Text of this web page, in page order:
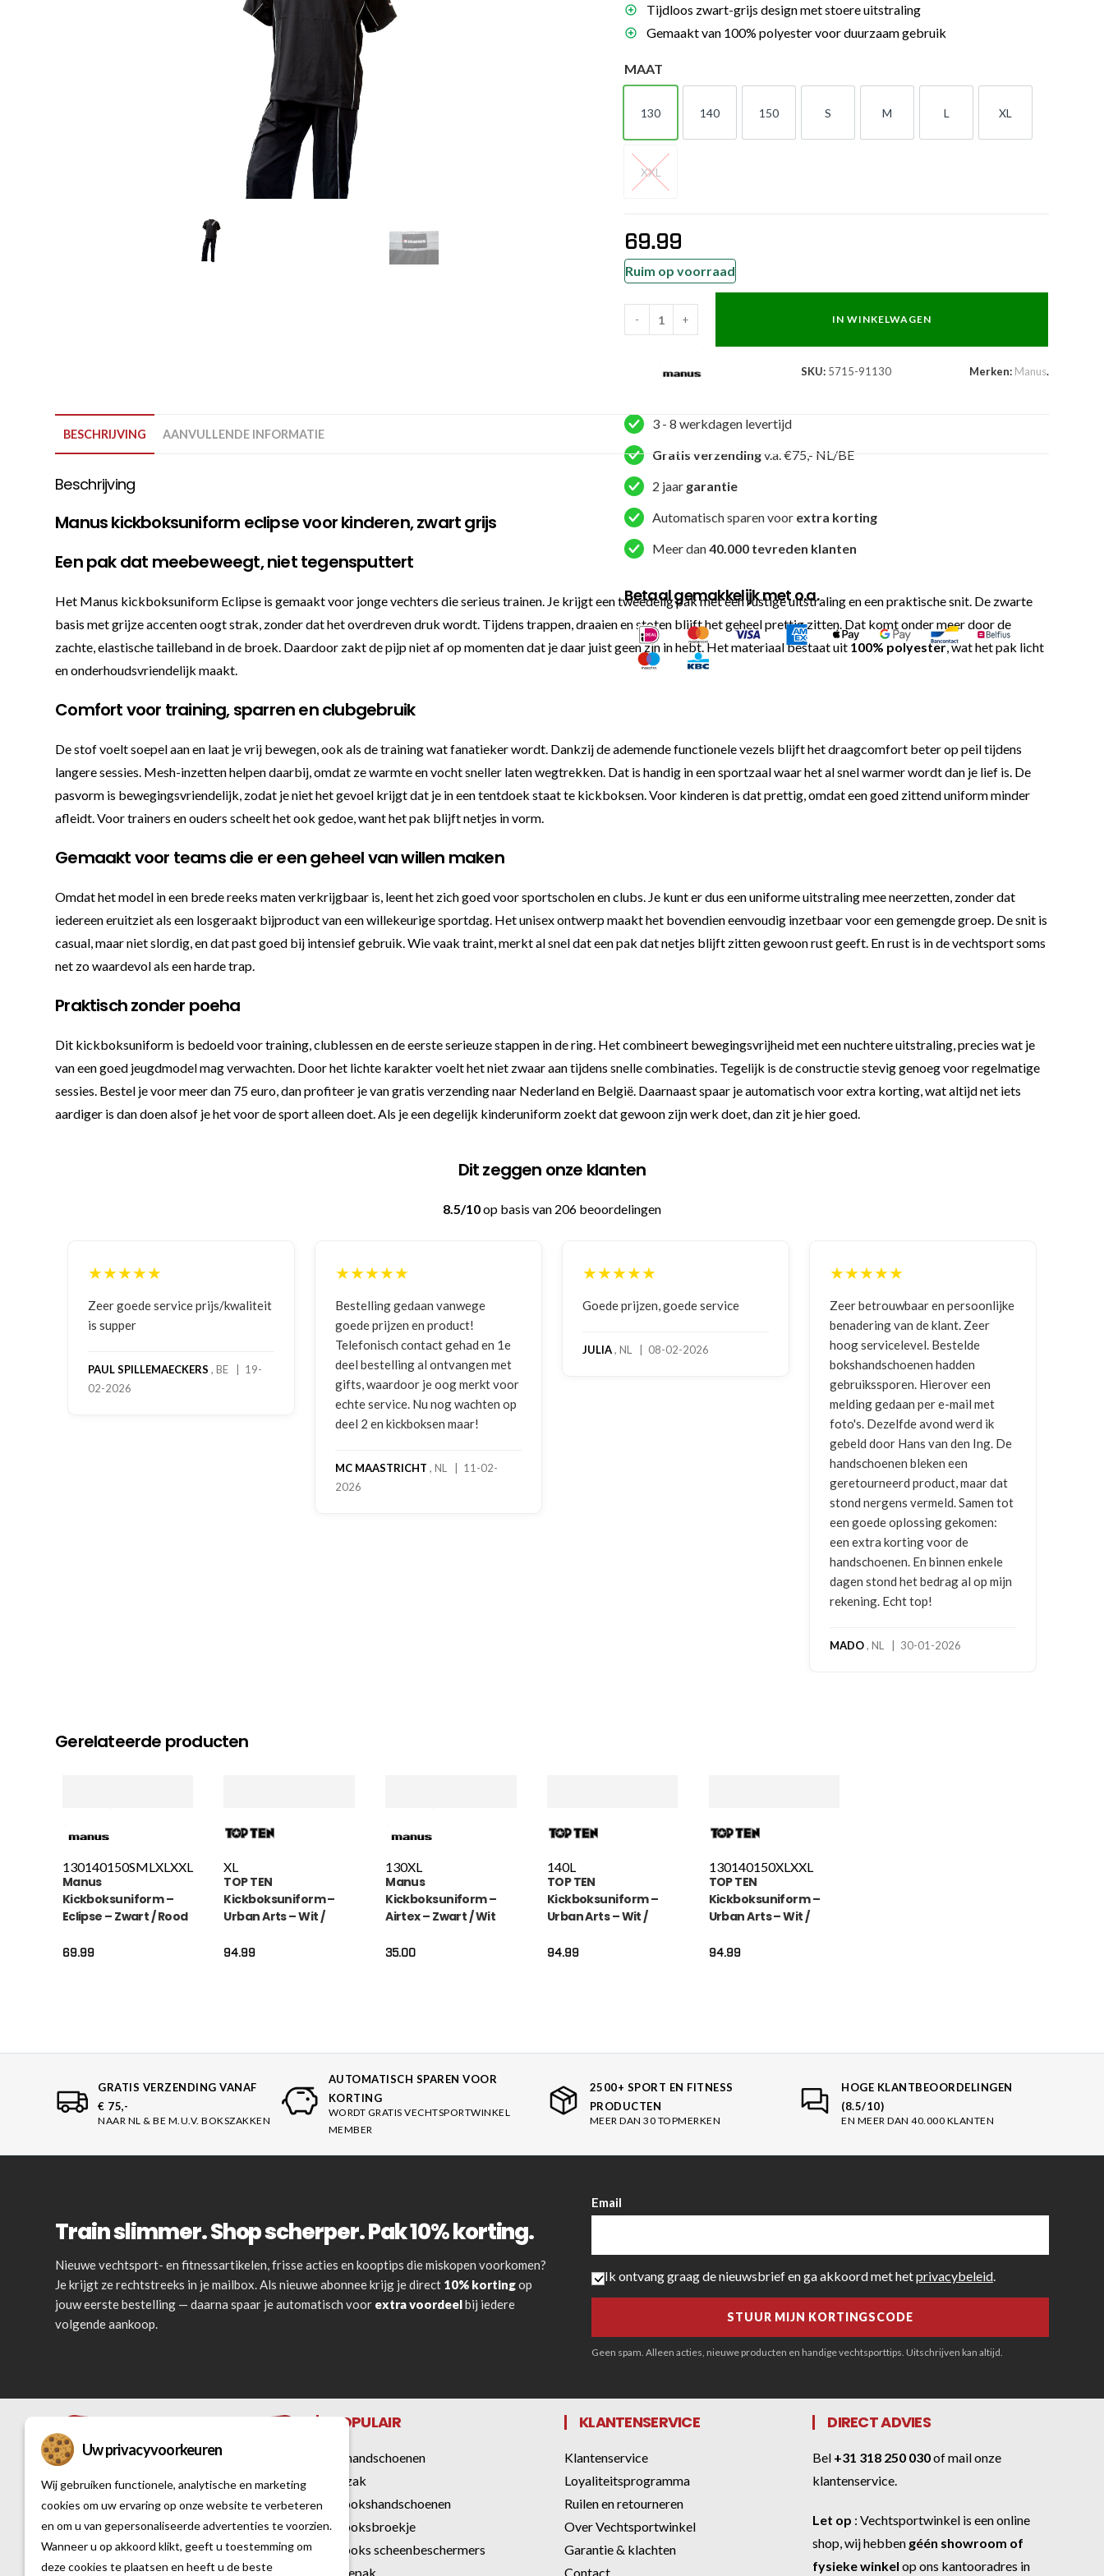
Voor dames
Zakhandschoenen
Trainingsartikelen
Bokszak
Bevestigingsmateriaal
bokszak
Bokspoppen
Stoot- en trapkussens
Tijdloos zwart-grijs design met stoere uitstraling
Gemaakt van 100% polyester voor duurzaam gebruik
MAAT
130
130
140
140
150
150
S
S
M
M
L
L
XL
XL
XXL
XXL
69.99
Ruim op voorraad
Zwart
/
aantal
- + IN WINKELWAGEN
SKU: 5715-91130 Merken: Manus.
3 - 8 werkdagen levertijd
Gratis verzendingv.a. €75,- NL/BE
2 jaar garantie
Automatisch sparen voor extra korting
Meer dan40.000 tevreden klanten
Betaal gemakkelijk met o.a.
BESCHRIJVING AANVULLENDE INFORMATIE
Beschrijving
Manus kickboksuniform eclipse voor kinderen, zwart grijs
Een pak dat meebeweegt, niet tegensputtert
Het Manus kickboksuniform Eclipse is gemaakt voor jonge vechters die serieus trainen. Je krijgt een tweedelig pak met een rustige uitstraling en een praktische snit. De zwarte
basis met grijze accenten oogt strak, zonder dat het overdreven druk wordt. Tijdens trappen, draaien en stoten blijft het geheel prettig zitten. Dat komt onder meer door de
zachte, elastische tailleband in de broek. Daardoor zakt de pijp niet af op momenten dat je daar juist geen zin in hebt. Het materiaal bestaat uit 100% polyester, wat het pak licht
en onderhoudsvriendelijk maakt.
Comfort voor training, sparren en clubgebruik
De stof voelt soepel aan en laat je vrij bewegen, ook als de training wat fanatieker wordt. Dankzij de ademende functionele vezels blijft het draagcomfort beter op peil tijdens
langere sessies. Mesh-inzetten helpen daarbij, omdat ze warmte en vocht sneller laten wegtrekken. Dat is handig in een sportzaal waar het al snel warmer wordt dan je lief is. De
pasvorm is bewegingsvriendelijk, zodat je niet het gevoel krijgt dat je in een tentdoek staat te kickboksen. Voor kinderen is dat prettig, omdat een goed zittend uniform minder
afleidt. Voor trainers en ouders scheelt het ook gedoe, want het pak blijft netjes in vorm.
Gemaakt voor teams die er een geheel van willen maken
Omdat het model in een brede reeks maten verkrijgbaar is, leent het zich goed voor sportscholen en clubs. Je kunt er dus een uniforme uitstraling mee neerzetten, zonder dat
iedereen eruitziet als een losgeraakt bijproduct van een willekeurige sportdag. Het unisex ontwerp maakt het bovendien eenvoudig inzetbaar voor een gemengde groep. De snit is
casual, maar niet slordig, en dat past goed bij intensief gebruik. Wie vaak traint, merkt al snel dat een pak dat netjes blijft zitten gewoon rust geeft. En rust is in de vechtsport soms
net zo waardevol als een harde trap.
Praktisch zonder poeha
Dit kickboksuniform is bedoeld voor training, clublessen en de eerste serieuze stappen in de ring. Het combineert bewegingsvrijheid met een nuchtere uitstraling, precies wat je
van een goed jeugdmodel mag verwachten. Door het lichte karakter voelt het niet zwaar aan tijdens snelle combinaties. Tegelijk is de constructie stevig genoeg voor regelmatige
sessies. Bestel je voor meer dan 75 euro, dan profiteer je van gratis verzending naar Nederland en België. Daarnaast spaar je automatisch voor extra korting, wat altijd net iets
aardiger is dan doen alsof je het voor de sport alleen doet. Als je een degelijk kinderuniform zoekt dat gewoon zijn werk doet, dan zit je hier goed.
Dit zeggen onze klanten
8.5/10op basis van 206 beoordelingen
★★★★★
Zeer goede service prijs/kwaliteit
is supper
PAUL SPILLEMAECKERS, BE | 19-
02-2026
★★★★★
Bestelling gedaan vanwege
goede prijzen en product!
Telefonisch contact gehad en 1e
deel bestelling al ontvangen met
gifts, waardoor je oog merkt voor
echte service. Nu nog wachten op
deel 2 en kickboksen maar!
MC MAASTRICHT, NL | 11-02-
★★★★★
Goede prijzen, goede service
JULIA, NL | 08-02-2026
★★★★★
Zeer betrouwbaar en persoonlijke
benadering van de klant. Zeer
hoog servicelevel. Bestelde
bokshandschoenen hadden
gebruikssporen. Hierover een
melding gedaan per e-mail met
foto's. Dezelfde avond werd ik
gebeld door Hans van den Ing. De
handschoenen bleken een
geretourneerd product, maar dat
stond nergens vermeld. Samen tot
een goede oplossing gekomen:
een extra korting voor de
handschoenen. En binnen enkele
dagen stond het bedrag al op mijn
rekening. Echt top!
MADO, NL | 30-01-2026
Gerelateerde producten
130140150SMLXLXXL
Manus
Kickboksuniform –
Eclipse – Zwart / Rood
69.99
XL
TOP TEN
Kickboksuniform –
Urban Arts – Wit /
94.99
130XL
Manus
Kickboksuniform –
Airtex – Zwart / Wit
35.00
140L
TOP TEN
Kickboksuniform –
Urban Arts – Wit /
94.99
130140150XLXXL
TOP TEN
Kickboksuniform –
Urban Arts – Wit /
94.99
GRATIS VERZENDING VANAF
€ 75,-
NAAR NL & BE M.U.V. BOKSZAKKEN
AUTOMATISCH SPAREN VOOR
KORTING
WORDT GRATIS VECHTSPORTWINKEL
MEMBER
2500+ SPORT EN FITNESS
PRODUCTEN
MEER DAN 30 TOPMERKEN
HOGE KLANTBEOORDELINGEN
(8.5/10)
EN MEER DAN 40.000 KLANTEN
Train slimmer. Shop scherper. Pak 10% korting.
Nieuwe vechtsport- en fitnessartikelen, frisse acties en kooptips die miskopen voorkomen?
Je krijgt ze rechtstreeks in je mailbox. Als nieuwe abonnee krijg je direct 10% kortingop
jouw eerste bestelling — daarna spaar je automatisch voor extra voordeelbij iedere
volgende aankoop.
Email
Ik ontvang graag de nieuwsbrief en ga akkoord met hetprivacybeleid.
Geen spam. Alleen acties, nieuwe producten en handige vechtsporttips. Uitschrijven kan altijd.
Al sinds 2007 is Vechtsportwinkel dé
specialist op het gebied van vechtsport
POPULAIR
Bokshandschoenen
Bokszak
Kickbokshandschoenen
Kickboksbroekje
Kickboks scheenbeschermers
Karatepak
KLANTENSERVICE
Klantenservice
Loyaliteitsprogramma
Ruilen en retourneren
Over Vechtsportwinkel
Garantie & klachten
Contact
DIRECT ADVIES
Bel +31 318 250 030ofmail onze
klantenservice
Let op :Vechtsportwinkel is een online
shop, wij hebben géén showroom of
fysieke winkel op ons kantooradres in
Uw privacyvoorkeuren
Wij gebruiken functionele, analytische en marketing
cookies om uw ervaring op onze website te verbeteren
en om u van gepersonaliseerde advertenties te voorzien.
Wanneer u op akkoord klikt, geeft u toestemming om
deze cookies te plaatsen en heeft u de beste